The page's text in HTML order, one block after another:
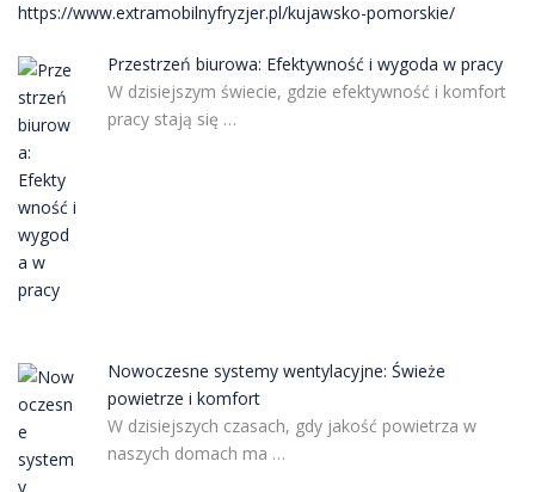
https://www.extramobilnyfryzjer.pl/kujawsko-pomorskie/
Przestrzeń biurowa: Efektywność i wygoda w pracy
W dzisiejszym świecie, gdzie efektywność i komfort
pracy stają się …
Nowoczesne systemy wentylacyjne: Świeże
powietrze i komfort
W dzisiejszych czasach, gdy jakość powietrza w
naszych domach ma …